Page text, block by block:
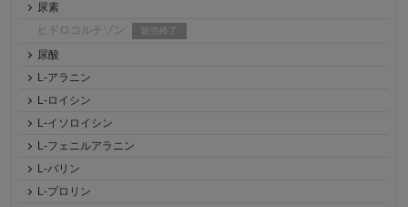
尿素
ヒドロコルチゾン
販売終了
尿酸
L-アラニン
L-ロイシン
L-イソロイシン
L-フェニルアラニン
L-バリン
L-プロリン